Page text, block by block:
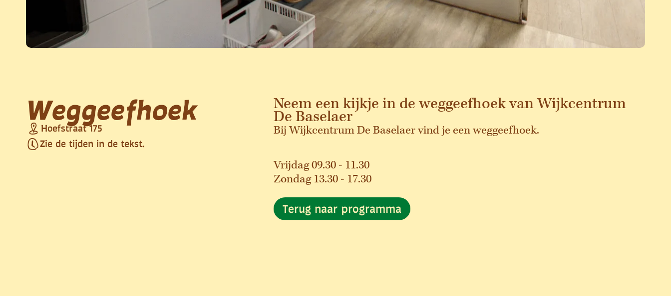
Weggeefhoek
Hoefstraat 175
Zie de tijden in de tekst.
Neem een kijkje in de weggeefhoek van Wijkcentrum
De Baselaer
Bij Wijkcentrum De Baselaer vind je een weggeefhoek.
Vrijdag 09.30 - 11.30
Zondag 13.30 - 17.30
Terug naar programma